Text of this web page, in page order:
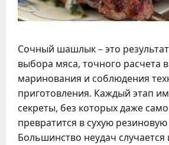
Сочный шашлык – это
выбора мяса, точного расчета
маринования и соблюдения
приготовления. Каждый этап
секреты, без которых даже
превратится в сухую
Большинство неудач случается